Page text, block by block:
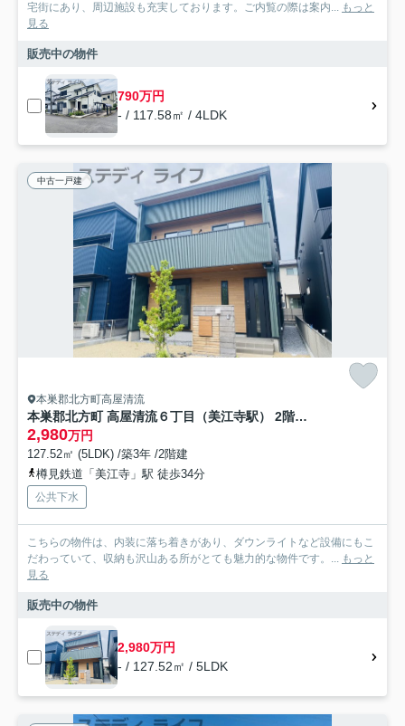
宅街にあり、周辺施設も充実しております。ご内覧の際は案内... もっと
見る
販売中の物件
790万円
- / 117.58㎡ / 4LDK
中古一戸建
本巣郡北方町高屋清流
本巣郡北方町 高屋清流６丁目（美江寺駅） 2階建 5ＬＤＫ
2,980万円
127.52㎡ (5LDK) /築3年 /2階建
樽見鉄道「美江寺」駅 徒歩34分
公共下水
こちらの物件は、内装に落ち着きがあり、ダウンライトなど設備にもこ
だわっていて、収納も沢山ある所がとても魅力的な物件です。... もっと
見る
販売中の物件
2,980万円
- / 127.52㎡ / 5LDK